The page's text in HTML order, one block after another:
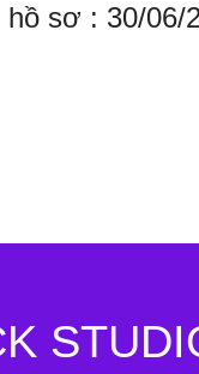
hồ sơ : 30/06/